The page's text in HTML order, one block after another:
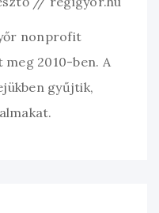
nonprofit
meg 2010-ben. A
gyűjtik,